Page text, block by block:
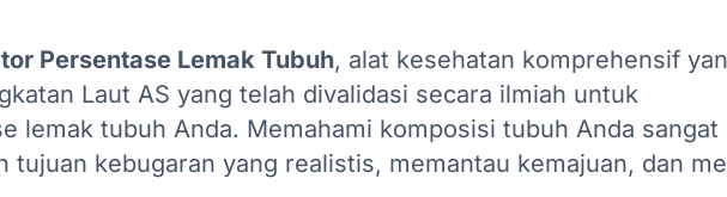
Persentase Lemak Tubuh, alat kesehatan komprehensif
Laut AS yang telah divalidasi secara ilmiah untuk
lemak tubuh Anda. Memahami komposisi tubuh Anda sangat
tujuan kebugaran yang realistis, memantau kemajuan, dan